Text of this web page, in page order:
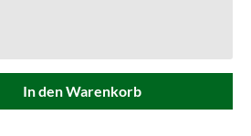
gewünschten Wert ein
In den Warenkorb